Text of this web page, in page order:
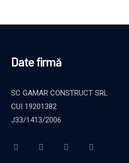
Date firmă
SC GAMAR CONSTRUCT SRL
CUI 19201382
J33/1413/2006